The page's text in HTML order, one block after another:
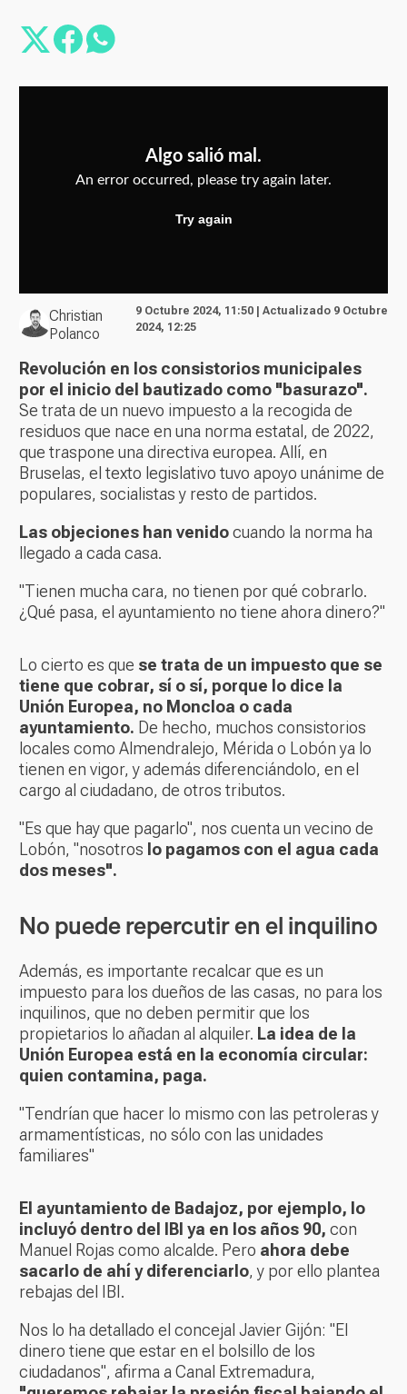
Christian
Polanco
9 Octubre 2024, 11:50 | Actualizado 9 Octubre
2024, 12:25
Revolución en los consistorios municipales
por el inicio del bautizado como "basurazo".
Se trata de un nuevo impuesto a la recogida de
residuos que nace en una norma estatal, de 2022,
que traspone una directiva europea. Allí, en
Bruselas, el texto legislativo tuvo apoyo unánime de
populares, socialistas y resto de partidos.
Las objeciones han venidocuando la norma ha
llegado a cada casa.
"Tienen mucha cara, no tienen por qué cobrarlo.
¿Qué pasa, el ayuntamiento no tiene ahora dinero?"
Lo cierto es que se trata de un impuesto que se
tiene que cobrar, sí o sí, porque lo dice la
Unión Europea, no Moncloa o cada
ayuntamiento. De hecho, muchos consistorios
locales como Almendralejo, Mérida o Lobón ya lo
tienen en vigor, y además diferenciándolo, en el
cargo al ciudadano, de otros tributos.
"Es que hay que pagarlo", nos cuenta un vecino de
Lobón, "nosotros lo pagamos con el agua cada
dos meses".
No puede repercutir en el inquilino
Además, es importante recalcar que es un
impuesto para los dueños de las casas, no para los
inquilinos, que no deben permitir que los
propietarios lo añadan al alquiler. La idea de la
Unión Europea está en la economía circular:
quien contamina, paga.
"Tendrían que hacer lo mismo con las petroleras y
armamentísticas, no sólo con las unidades
familiares"
El ayuntamiento de Badajoz, por ejemplo, lo
incluyó dentro del IBI ya en los años 90, con
Manuel Rojas como alcalde. Pero ahora debe
sacarlo de ahí y diferenciarlo, y por ello plantea
rebajas del IBI.
Nos lo ha detallado el concejal Javier Gijón: "El
dinero tiene que estar en el bolsillo de los
ciudadanos", afirma a Canal Extremadura,